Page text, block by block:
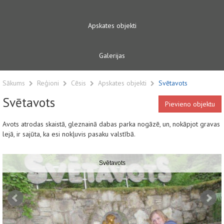
Apskates objekti
Galerijas
Sākums Reģioni Cēsis Apskates objekti Svētavots
Svētavots Pievieno objektu
Avots atrodas skaistā, gleznainā dabas parka nogāzē, un, nokāpjot gravas
lejā, ir sajūta, ka esi nokļuvis pasaku valstībā.
Svētavots